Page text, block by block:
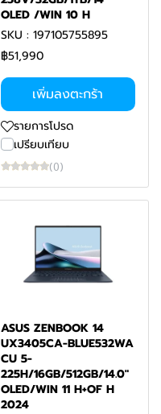
OLED /WIN 10 H
SKU : 197105755895
฿51,990
เพิ่มลงตะกร้า
รายการโปรด
เปรียบเทียบ
(0)
ASUS ZENBOOK 14
UX3405CA-BLUE532WA
CU 5-
225H/16GB/512GB/14.0"
OLED/WIN 11 H+OF H
2024